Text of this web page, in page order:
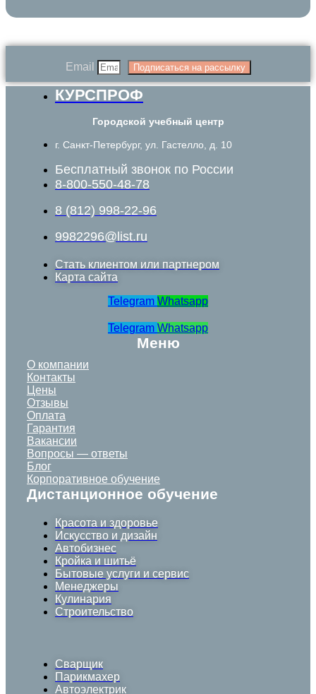
Email Подписаться на рассылку
КУРСПРОФ
Городской учебный центр
г. Санкт-Петербург, ул. Гастелло, д. 10
Бесплатный звонок по России
8-800-550-48-78
8 (812) 998-22-96
9982296@list.ru
Стать клиентом или партнером
Карта сайта
Telegram Whatsapp
Telegram Whatsapp
Меню
О компании
Контакты
Цены
Отзывы
Оплата
Гарантия
Вакансии
Вопросы — ответы
Блог
Корпоративное обучение
Дистанционное обучение
Красота и здоровье
Искусство и дизайн
Автобизнес
Кройка и шитьё
Бытовые услуги и сервис
Менеджеры
Кулинария
Строительство
Сварщик
Парикмахер
Автоэлектрик